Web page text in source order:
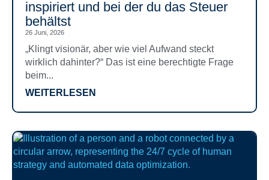
inspiriert und bei der du das Steuer
behältst
26 Juni, 2026
„Klingt visionär, aber wie viel Aufwand steckt
wirklich dahinter?“ Das ist eine berechtigte Frage
beim...
WEITERLESEN